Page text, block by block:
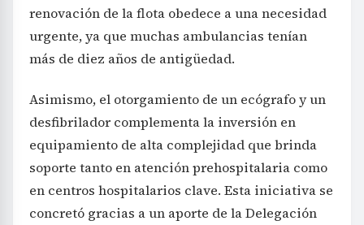
renovación de la flota obedece a una necesidad
urgente, ya que muchas ambulancias tenían
más de diez años de antigüedad.
Asimismo, el otorgamiento de un ecógrafo y un
desfibrilador complementa la inversión en
equipamiento de alta complejidad que brinda
soporte tanto en atención prehospitalaria como
en centros hospitalarios clave. Esta iniciativa se
concretó gracias a un aporte de la Delegación